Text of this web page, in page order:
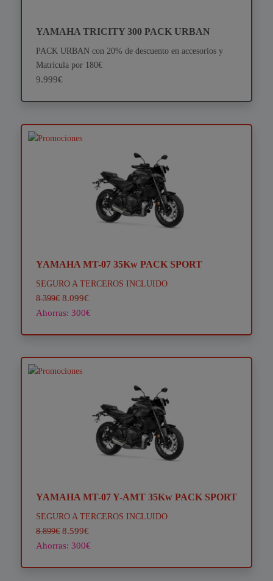
YAMAHA TRICITY 300 PACK URBAN
PACK URBAN con 20% de descuento en accesorios y
Matrícula por 180€
9.999€
YAMAHA MT-07 35Kw PACK SPORT
SEGURO A TERCEROS INCLUIDO
8.399€ 8.099€
Ahorras: 300€
YAMAHA MT-07 Y-AMT 35Kw PACK SPORT
SEGURO A TERCEROS INCLUIDO
8.899€ 8.599€
Ahorras: 300€